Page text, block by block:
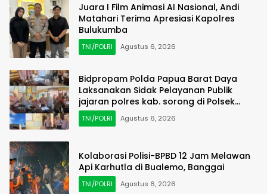
Juara I Film Animasi AI Nasional, Andi
Matahari Terima Apresiasi Kapolres
Bulukumba
TNI/POLRI Agustus 6, 2026
Bidpropam Polda Papua Barat Daya
Laksanakan Sidak Pelayanan Publik
jajaran polres kab. sorong di Polsek
Salawati
TNI/POLRI Agustus 6, 2026
Kolaborasi Polisi-BPBD 12 Jam Melawan
Api Karhutla di Bualemo, Banggai
TNI/POLRI Agustus 6, 2026